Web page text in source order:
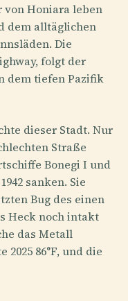
von Honiara leben
dem alltäglichen
Die
folgt der
dem tiefen Pazifik
dieser Stadt. Nur
Straße
Bonegi I und
sanken. Sie
Bug des einen
Heck noch intakt
das Metall
86°F, und die